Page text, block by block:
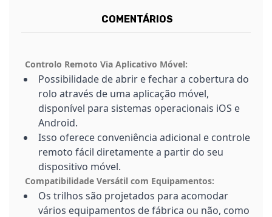
COMENTÁRIOS
Controlo Remoto Via Aplicativo Móvel:
Possibilidade de abrir e fechar a cobertura do
rolo através de uma aplicação móvel,
disponível para sistemas operacionais iOS e
Android.
Isso oferece conveniência adicional e controle
remoto fácil diretamente a partir do seu
dispositivo móvel.
Compatibilidade Versátil com Equipamentos:
Os trilhos são projetados para acomodar
vários equipamentos de fábrica ou não, como